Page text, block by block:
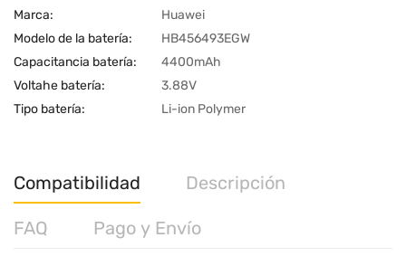
Marca:
Huawei
Modelo de la batería:
HB456493EGW
Capacitancia batería:
4400mAh
Voltahe batería:
3.88V
Tipo batería:
Li-ion Polymer
Compatibilidad Descripción
FAQ Pago y Envío